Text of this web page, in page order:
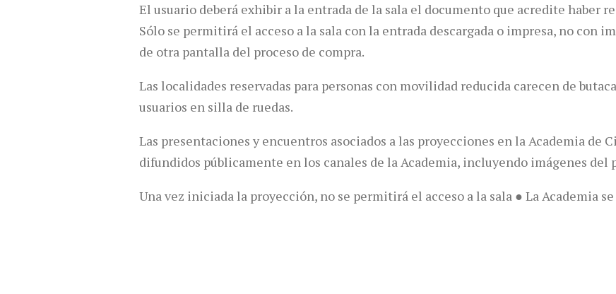
El usuario deberá exhibir a la entrada de la sala el documento que acredite haber
Sólo se permitirá el acceso a la sala con la entrada descargada o impresa, no con
de otra pantalla del proceso de compra.
Las localidades reservadas para personas con movilidad reducida carecen de
usuarios en silla de ruedas.
Las presentaciones y encuentros asociados a las proyecciones en la Academia de
difundidos públicamente en los canales de la Academia, incluyendo imágenes del
Una vez iniciada la proyección, no se permitirá el acceso a la sala ● La Academia